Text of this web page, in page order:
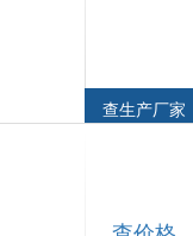
查生产厂家